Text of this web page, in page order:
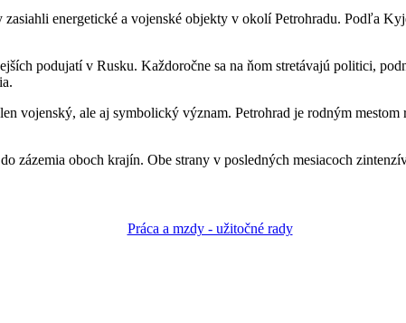
energetické a vojenské objekty v okolí Petrohradu. Podľa
podujatí v Rusku. Každoročne sa na ňom stretávajú politici,
vojenský, ale aj symbolický význam. Petrohrad je rodným
zázemia oboch krajín. Obe strany v posledných mesiacoch